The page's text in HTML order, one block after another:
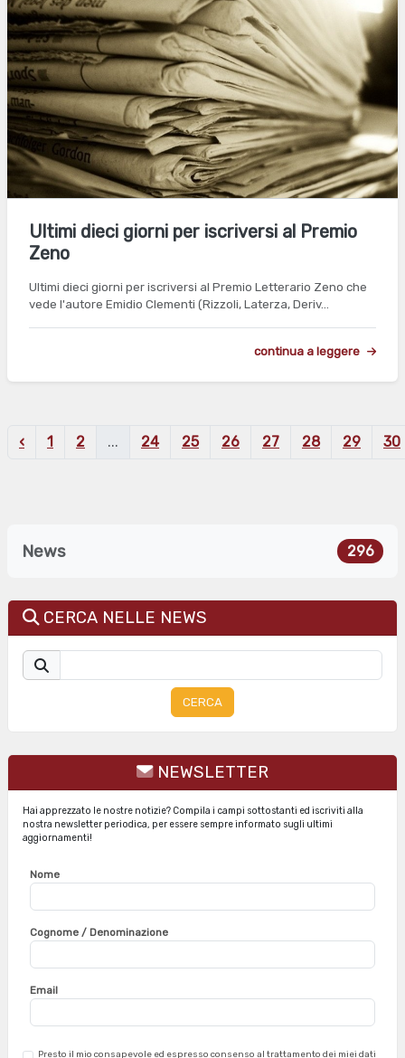
Ultimi dieci giorni per iscriversi al Premio
Zeno
Ultimi dieci giorni per iscriversi al Premio Letterario Zeno che
vede l'autore Emidio Clementi (Rizzoli, Laterza, Deriv…
continua a leggere
‹ 1 2 ... 24 25 26 27 28 29 30
News 296
CERCA NELLE NEWS
CERCA
NEWSLETTER
Hai apprezzato le nostre notizie? Compila i campi sottostanti ed iscriviti alla
nostra newsletter periodica, per essere sempre informato sugli ultimi
aggiornamenti!
Nome
Cognome / Denominazione
Email
Presto il mio consapevole ed espresso consenso al trattamento dei miei dati